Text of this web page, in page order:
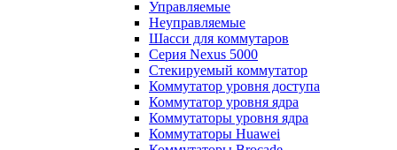
Управляемые
Неуправляемые
Шасси для коммутаров
Серия Nexus 5000
Стекируемый коммутатор
Коммутатор уровня доступа
Коммутатор уровня ядра
Коммутаторы уровня ядра
Коммутаторы Huawei